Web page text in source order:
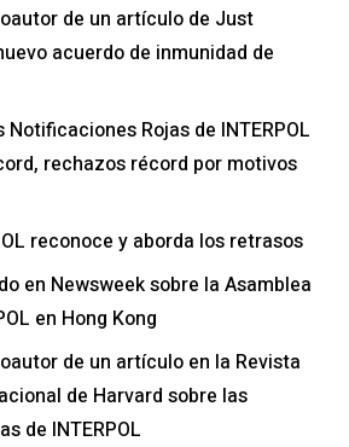
de un artículo de Just
acuerdo de inmunidad de
Rojas de INTERPOL
rechazos récord por motivos
reconoce y aborda los retrasos
en Newsweek sobre la Asamblea
en Hong Kong
de un artículo en la Revista
de Harvard sobre las
de INTERPOL